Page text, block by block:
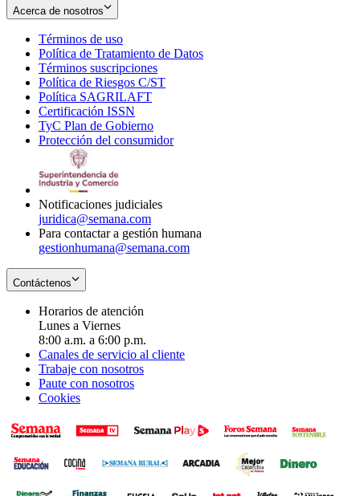
Acerca de nosotros
Términos de uso
in
new
window
Política de Tratamiento de Datos
Términos suscripciones
in
Política de Riesgos C/ST
Política SAGRILAFT
new
window
Certificación ISSN
in
new
TyC Plan de Gobierno
in
Protección del consumidorOpens
Notificaciones judiciales
juridica@semana.com
Para contactar a gestión humana
gestionhumana@semana.com
Contáctenos
Horarios de atención
Lunes a Viernes
8:00 a.m. a 6:00 p.m.
Canales de servicio al cliente
Trabaje con nosotros
Paute con nosotros
Cookies